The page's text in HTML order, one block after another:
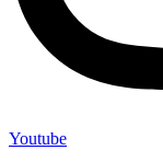
Youtube